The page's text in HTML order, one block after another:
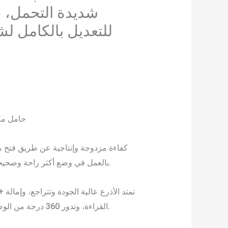
شديدة
حامل
كفاءة مزدوجة وإنتاجية عن طريق
بالعمل في وضع أكثر راحة وصحيحة لتقليل إجهاد الرقبة والعين.
القراءة، وتدور 360 درجة من الوضع الأفقي إلى الوضع الرأسي.